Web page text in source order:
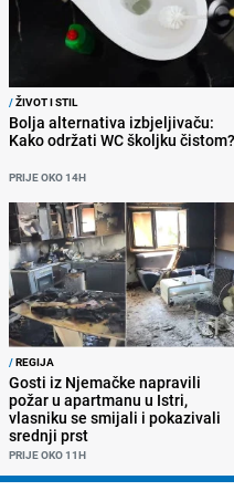
/ŽIVOT I STIL
Bolja alternativa izbjeljivaču:
Kako održati WC školjku čistom?
PRIJE OKO 14H
/REGIJA
Gosti iz Njemačke napravili
požar u apartmanu u Istri,
vlasniku se smijali i pokazivali
srednji prst
PRIJE OKO 11H